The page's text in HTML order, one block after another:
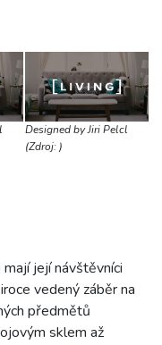
Designed by Jiri Pelcl
(Zdroj: )
její návštěvníci
vedený záběr na
předmětů
sklem až